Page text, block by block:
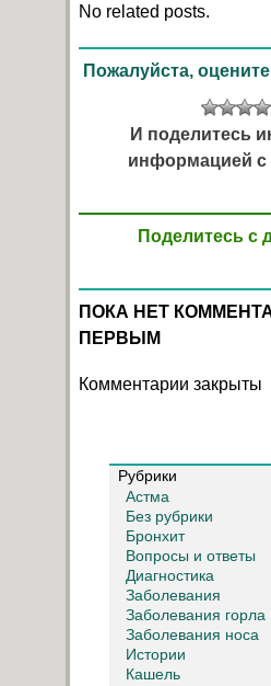
No related posts.
Пожалуйста,
И поделитесь
информацией с
Поделитесь с
ПОКА НЕТ
ПЕРВЫМ
Комментарии закрыты
Рубрики
Астма
Без рубрики
Бронхит
Вопросы и ответы
Диагностика
Заболевания
Заболевания горла
Заболевания носа
Истории
Кашель